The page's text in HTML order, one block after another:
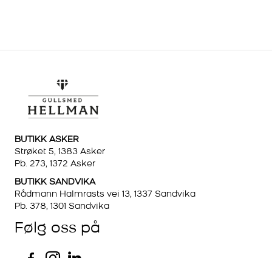
BUTIKK ASKER
Strøket 5, 1383 Asker
Pb. 273, 1372 Asker
BUTIKK SANDVIKA
Rådmann Halmrasts vei 13, 1337 Sandvika
Pb. 378, 1301 Sandvika
Følg oss på